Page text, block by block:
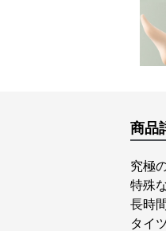
商品
究極
特殊
長時
タイ